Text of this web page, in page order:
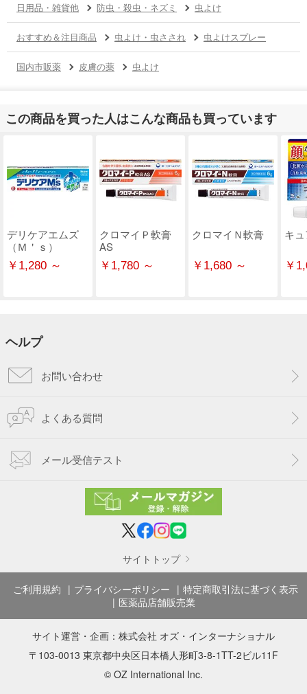
日用品・雑貨他 防虫・殺虫・ネズミ 虫よけ
おすすめ＆注目商品 虫よけ・虫さされ 虫よけスプレー
国内市販薬 皮膚の薬 虫よけ
この商品を買った人はこんな商品も買っています
デリケアエムズ
（Ｍ＇ｓ）
￥1,280 ～
クロマイＰ軟膏
AS
￥1,780 ～
クロマイＮ軟膏
￥1,680 ～
キ
￥
ヘルプ
お問い合わせ
よくある質問
メール受信テスト
サイトトップ
ご利用規約 プライバシーポリシー
特定商取引法に基づく表示
医薬品店舗販売業
サイト運営・企画： 株式会社 オズ・インターナショナル
〒103-0013 東京都中央区日本橋人形町3-8-1TT-2ビル11F
© OZ International Inc.